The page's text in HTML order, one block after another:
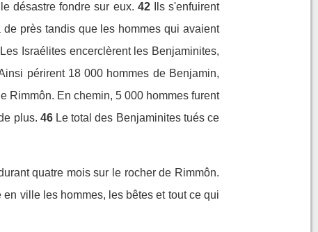
désastre fondre sur eux. 42
Ils s'enfuirent
près tandis que les hommes qui avaient
Les Israélites encerclèrent les Benjaminites,
périrent 18 000 hommes de Benjamin,
Rimmôn. En chemin, 5 000 hommes furent
plus. 46 Le total des Benjaminites tués ce
quatre mois sur le rocher de Rimmôn.
ville les hommes, les bêtes et tout ce qui